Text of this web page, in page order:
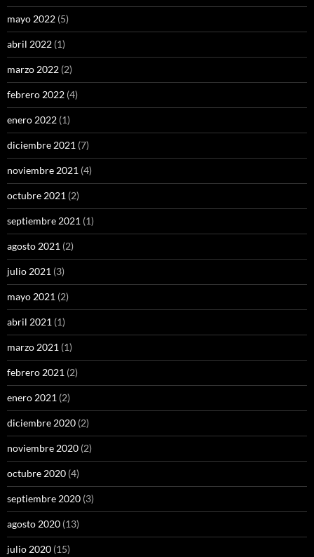
mayo 2022 (5)
abril 2022 (1)
marzo 2022 (2)
febrero 2022 (4)
enero 2022 (1)
diciembre 2021 (7)
noviembre 2021 (4)
octubre 2021 (2)
septiembre 2021 (1)
agosto 2021 (2)
julio 2021 (3)
mayo 2021 (2)
abril 2021 (1)
marzo 2021 (1)
febrero 2021 (2)
enero 2021 (2)
diciembre 2020 (2)
noviembre 2020 (2)
octubre 2020 (4)
septiembre 2020 (3)
agosto 2020 (13)
julio 2020 (15)